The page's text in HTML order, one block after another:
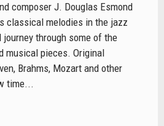
composer J. Douglas Esmond
classical melodies in the jazz
through some of the
musical pieces. Original
Brahms, Mozart and other
time...